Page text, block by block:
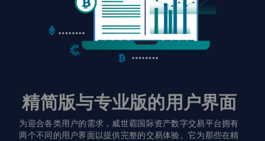
精简版与专业版的用户界面
为迎合各类用户的需求，威世霸国际资产数字交易平台拥有
两个不同的用户界面以提供完整的交易体验。它为那些在精